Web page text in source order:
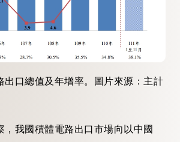
出口總值及年增率。圖片來源：主計
，我國積體電路出口市場向以中國